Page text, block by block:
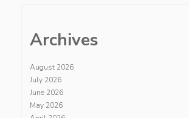
Archives
August 2026
July 2026
June 2026
May 2026